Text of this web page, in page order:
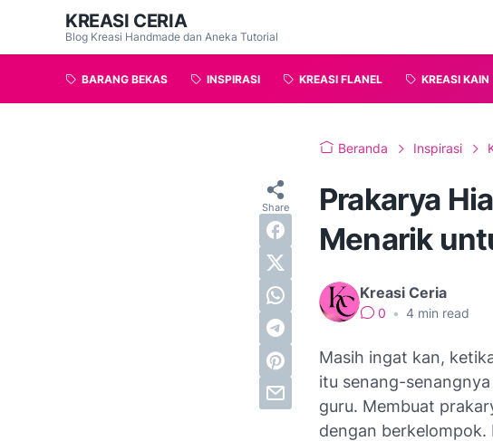
KREASI CERIA
Blog Kreasi Handmade dan Aneka Tutorial
BARANG BEKAS INSPIRASI KREASI FLANEL KREASI KAIN
Beranda Inspirasi
Prakarya
Menarik
Kreasi Ceria
0 • 4 min read
Masih ingat kan,
itu senang-
guru. Membuat
dengan